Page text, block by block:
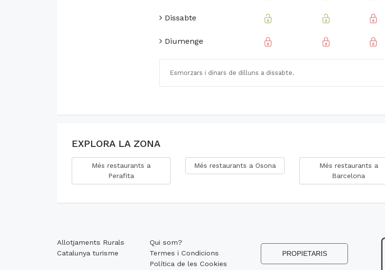
Dissabte
Diumenge
Esmorzars i dinars de dilluns a dissabte.
EXPLORA LA ZONA
Més restaurants a
Perafita
Més restaurants a Osona
Més restaurants a
Barcelona
Allotjaments Rurals
Catalunya turisme
Qui som?
Termes i Condicions
Política de les Cookies
PROPIETARIS